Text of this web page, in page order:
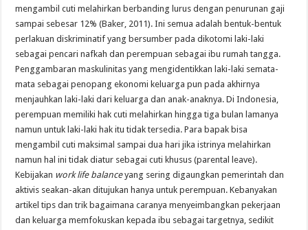
mengambil cuti melahirkan berbanding lurus dengan penurunan gaji
sampai sebesar 12% (Baker, 2011). Ini semua adalah bentuk-bentuk
perlakuan diskriminatif yang bersumber pada dikotomi laki-laki
sebagai pencari nafkah dan perempuan sebagai ibu rumah tangga.
Penggambaran maskulinitas yang mengidentikkan laki-laki semata-
mata sebagai penopang ekonomi keluarga pun pada akhirnya
menjauhkan laki-laki dari keluarga dan anak-anaknya. Di Indonesia,
perempuan memiliki hak cuti melahirkan hingga tiga bulan lamanya
namun untuk laki-laki hak itu tidak tersedia. Para bapak bisa
mengambil cuti maksimal sampai dua hari jika istrinya melahirkan
namun hal ini tidak diatur sebagai cuti khusus (parental leave).
Kebijakan work life balanceyang sering digaungkan pemerintah dan
aktivis seakan-akan ditujukan hanya untuk perempuan. Kebanyakan
artikel tips dan trik bagaimana caranya menyeimbangkan pekerjaan
dan keluarga memfokuskan kepada ibu sebagai targetnya, sedikit